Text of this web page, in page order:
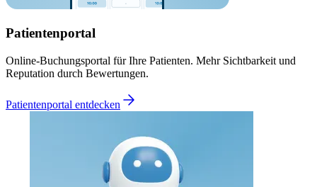
Patientenportal
Online-Buchungsportal für Ihre Patienten. Mehr Sichtbarkeit und
Reputation durch Bewertungen.
Patientenportal entdecken